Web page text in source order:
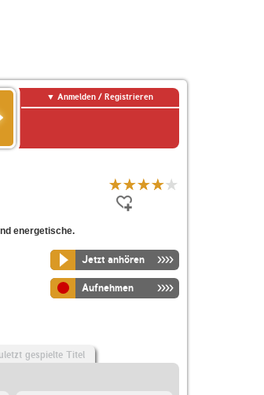
Anmelden / Registrieren
energetische.
Jetzt anhören
Aufnehmen
gespielte Titel